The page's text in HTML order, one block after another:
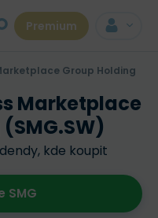
Premium
Group Holding
Marketplace
kde koupit
SMG